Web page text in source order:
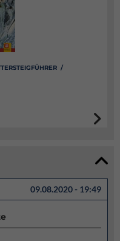
/
09.08.2020 - 19:49